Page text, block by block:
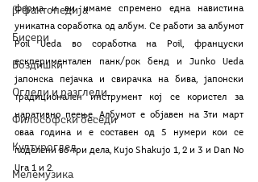
β-фактопедија
Бисери
Воздишки
Огледи и разгледи
Философски беседи
Културоглед
Мелемузика
форма и ви имаме спремено една навистина
уникатна соработка од албум. Се работи за албумот
Poil Ueda во соработка на Poil, француски
ескпериментален панк/рок бенд и Junko Ueda
јапонска пејачка и свирачка на бива, јапонски
традиционален инструмент кој се користел за
наративно пеење. Албумот е објавен на 3ти март
оваа година и е составен од 5 нумери кои се
поделени во три дела, Kujo Shakujo 1, 2 и 3 и Dan No
Ura 1 и 2.